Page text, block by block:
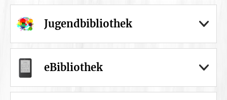
Jugendbibliothek
eBibliothek